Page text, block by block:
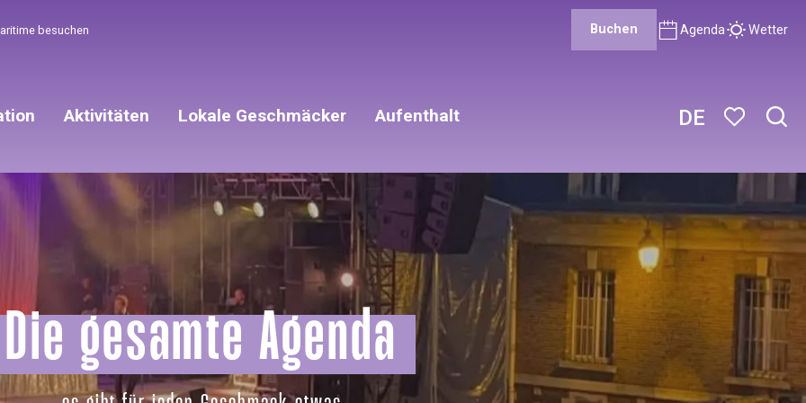
DE
besuchen Buchen Agenda Wetter
Aktivitäten Lokale Geschmäcker Aufenthalt
Die gesamte Agenda